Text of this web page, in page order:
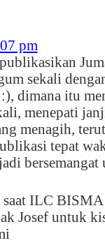
pm
sekali
dimana itu
menepati
menagih,
tepat
ILC
Josef untuk